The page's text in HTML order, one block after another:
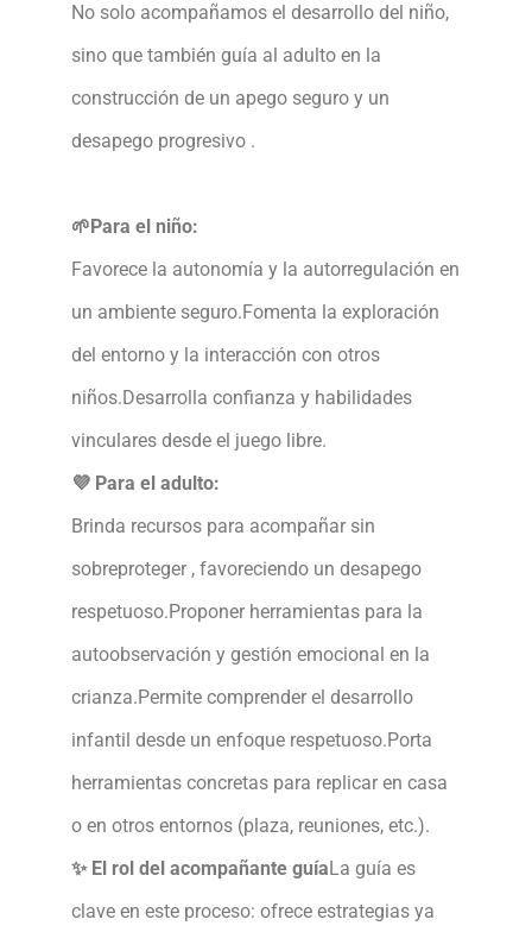
No solo acompañamos el desarrollo del niño,
sino que también guía al adulto en la
construcción de un apego seguro y un
desapego progresivo .
🌱Para el niño:
Favorece la autonomía y la autorregulación en
un ambiente seguro.Fomenta la exploración
del entorno y la interacción con otros
niños.Desarrolla confianza y habilidades
vinculares desde el juego libre.
💜 Para el adulto:
Brinda recursos para acompañar sin
sobreproteger , favoreciendo un desapego
respetuoso.Proponer herramientas para la
autoobservación y gestión emocional en la
crianza.Permite comprender el desarrollo
infantil desde un enfoque respetuoso.Porta
herramientas concretas para replicar en casa
o en otros entornos (plaza, reuniones, etc.).
✨ El rol del acompañante guíaLa guía es
clave en este proceso: ofrece estrategias ya